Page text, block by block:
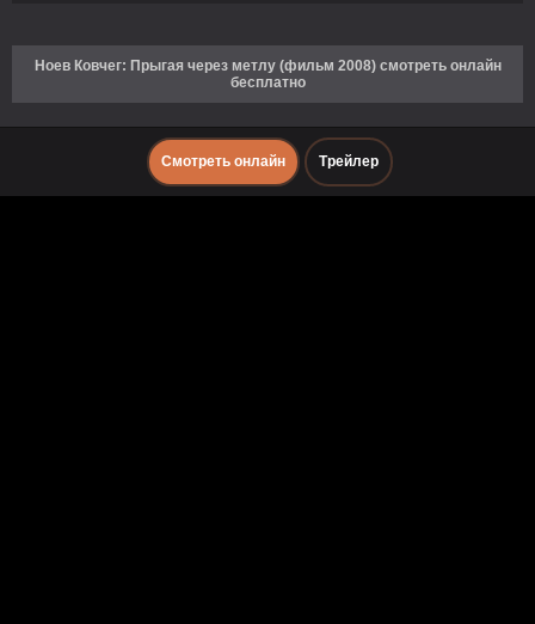
Ноев Ковчег: Прыгая через метлу (фильм 2008) смотреть онлайн
бесплатно
Смотреть онлайн Трейлер